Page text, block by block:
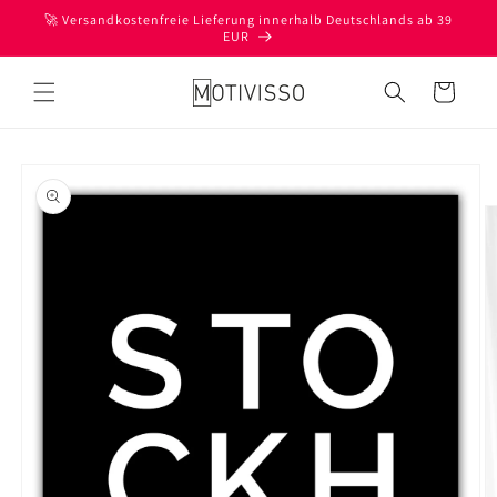
zum
🚀 Versandkostenfreie Lieferung innerhalb Deutschlands ab 39
EUR
Warenkorb